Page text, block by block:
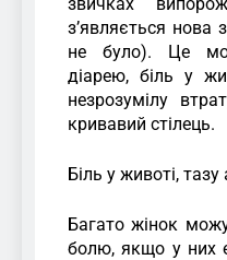
з’являється нова
не було). Це
діарею, біль у
незрозумілу
кривавий стілець.
Біль у животі, тазу
Багато жінок
болю, якщо у них